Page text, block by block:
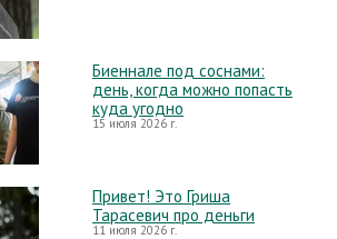
Биеннале под соснами:
день, когда можно попасть
куда угодно
15 июля 2026 г.
Привет! Это Гриша
Тарасевич про деньги
11 июля 2026 г.